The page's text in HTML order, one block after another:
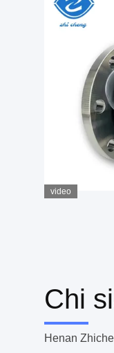
video
Chi
Henan